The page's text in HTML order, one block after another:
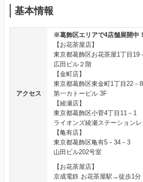
基本情報
アクセス
※葛飾区エリアで4店舗展開中！
【お花茶屋店】
東京都葛飾区お花茶屋1丁目19
広田ビル２階
【金町店】
東京都葛飾区東金町1丁目22－8
第一カトービル 3F
【綾瀬店】
東京都葛飾区小菅4丁目11－1
ライオンズ綾瀬ステーション
【亀有店】
東京都葛飾区亀有5－34－3
山田ビル202号室
【お花茶屋店】
京成電鉄 お花茶屋駅→徒歩1分